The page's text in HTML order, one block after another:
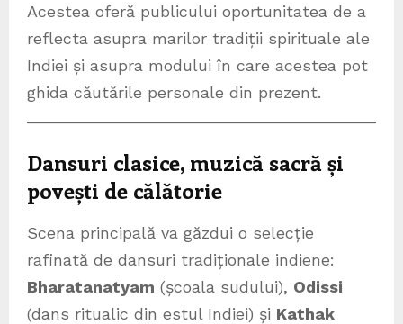
Acestea oferă publicului oportunitatea de a
reflecta asupra marilor tradiții spirituale ale
Indiei și asupra modului în care acestea pot
ghida căutările personale din prezent.
Dansuri clasice, muzică sacră și
povești de călătorie
Scena principală va găzdui o selecție
rafinată de dansuri tradiționale indiene:
Bharatanatyam (școala sudului), Odissi
(dans ritualic din estul Indiei) și Kathak